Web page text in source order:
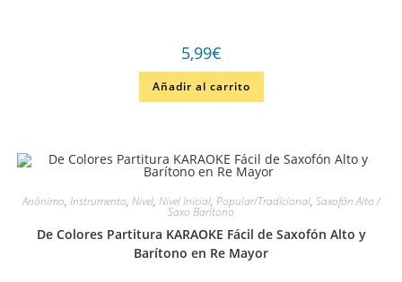
5,99€
Añadir al carrito
Anónimo, Instrumento, Nivel, Nivel Inicial, Popular/Tradicional, Saxofón Alto /
Saxo Barítono
De Colores Partitura KARAOKE Fácil de Saxofón Alto y
Barítono en Re Mayor